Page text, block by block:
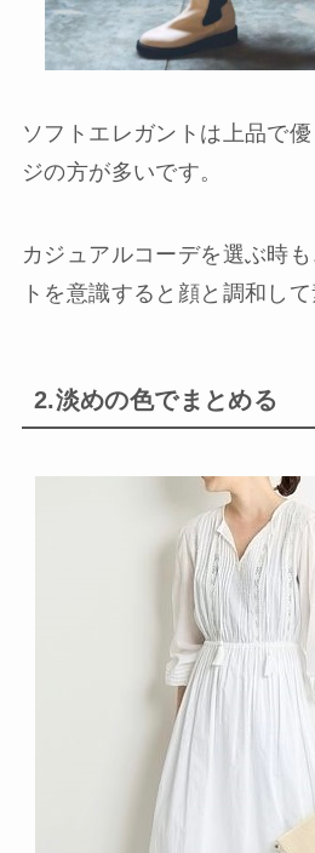
ソフトエレガントは上品で
ジの方が多いです。
カジュアルコーデを選ぶ時
トを意識すると顔と調和して
2.淡めの色でまとめる